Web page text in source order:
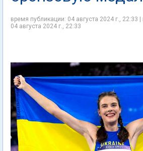
время публикации: 04 августа 2024 г., 22:33
04 августа 2024 г., 22:33